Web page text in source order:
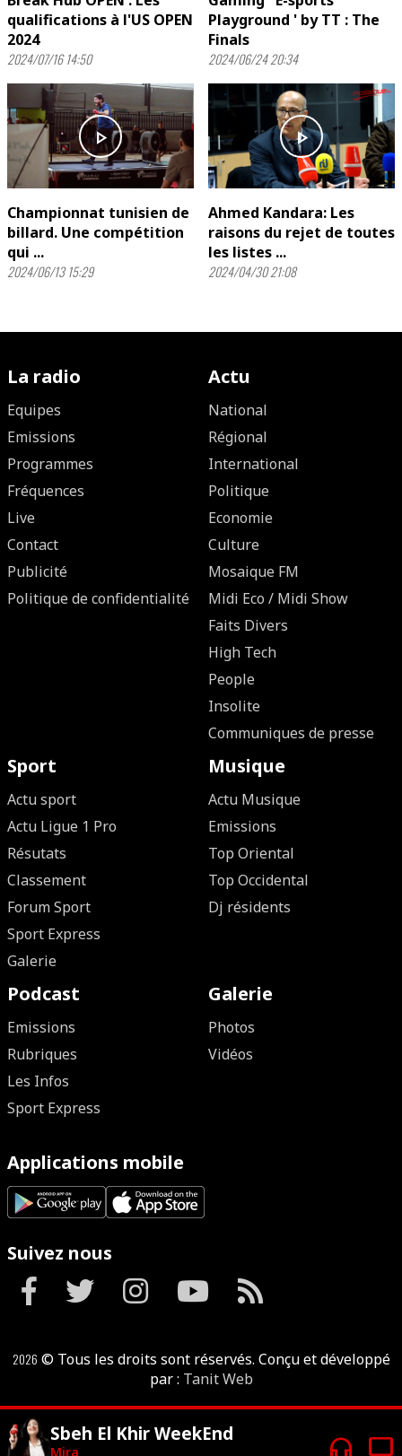
qualifications à l'US OPEN
2024
2024/07/16 14:50
Playground ' by TT : The
Finals
2024/06/24 20:34
play_arrow
Championnat tunisien de
billard. Une compétition
qui ...
2024/06/13 15:29
play_arrow
Ahmed Kandara: Les
raisons du rejet de toutes
les listes ...
2024/04/30 21:08
La radio
Equipes
Emissions
Programmes
Fréquences
Live
Contact
Publicité
Politique de confidentialité
Actu
National
Régional
International
Politique
Economie
Culture
Mosaique FM
Midi Eco / Midi Show
Faits Divers
High Tech
People
Insolite
Communiques de presse
Sport
Actu sport
Actu Ligue 1 Pro
Résutats
Classement
Forum Sport
Sport Express
Galerie
Musique
Actu Musique
Emissions
Top Oriental
Top Occidental
Dj résidents
Podcast
Emissions
Rubriques
Les Infos
Sport Express
Galerie
Photos
Vidéos
Applications mobile
Suivez nous
2026 © Tous les droits sont réservés. Conçu et développé
par : Tanit Web
Sbeh El Khir WeekEnd
Mira headphones tv